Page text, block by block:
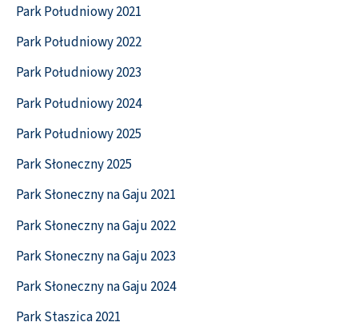
Park Południowy 2021
Park Południowy 2022
Park Południowy 2023
Park Południowy 2024
Park Południowy 2025
Park Słoneczny 2025
Park Słoneczny na Gaju 2021
Park Słoneczny na Gaju 2022
Park Słoneczny na Gaju 2023
Park Słoneczny na Gaju 2024
Park Staszica 2021